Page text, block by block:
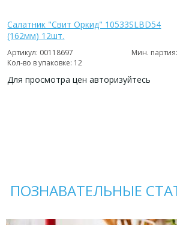
Салатник "Свит Оркид" 10533SLBD54
(162мм) 12шт.
Артикул: 00118697
Мин.
Кол-во в упаковке: 12
Для просмотра цен авторизуйтесь
ПОЗНАВАТЕЛЬНЫЕ